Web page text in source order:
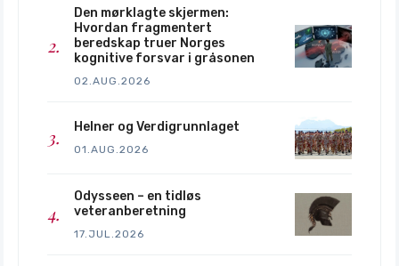
Den mørklagte skjermen:
Hvordan fragmentert
beredskap truer Norges
kognitive forsvar i gråsonen
02.AUG.2026
Helner og Verdigrunnlaget
01.AUG.2026
Odysseen – en tidløs
veteranberetning
17.JUL.2026